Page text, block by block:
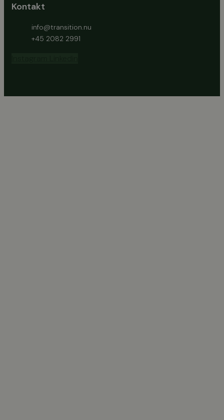
Kontakt
info@transition.nu
+45 2082 2991